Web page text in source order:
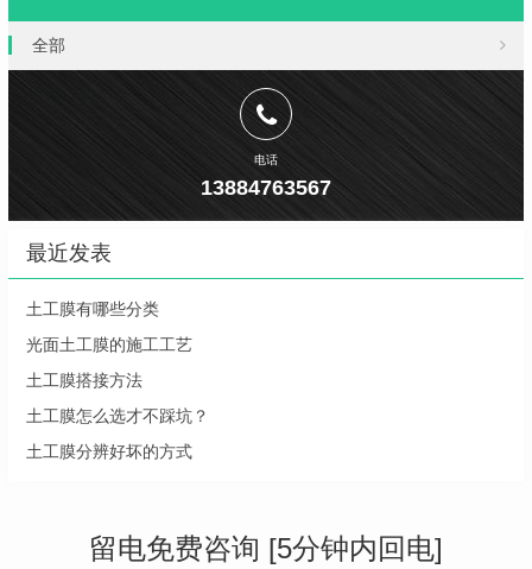
全部
电话
13884763567
最近发表
土工膜有哪些分类
光面土工膜的施工工艺
土工膜搭接方法
土工膜怎么选才不踩坑？
土工膜分辨好坏的方式
留电免费咨询 [5分钟内回电]